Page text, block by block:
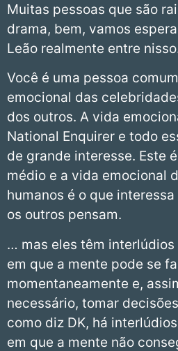
Muitas pessoas que são
drama, bem, vamos
Leão realmente entre
Você é uma pessoa
emocional das
dos outros. A vida
National Enquirer e todo
de grande interesse. Este
médio e a vida emocional
humanos é o que
os outros pensam.
… mas eles têm
em que a mente pode se
momentaneamente e,
necessário, tomar
como diz DK, há
em que a mente não